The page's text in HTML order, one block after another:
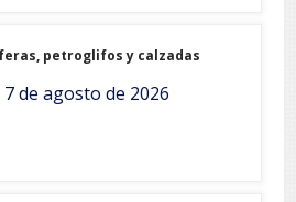
petroglifos y calzadas
7 de agosto de 2026